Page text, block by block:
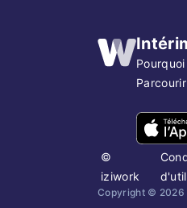
©
iziwork
Copyright © 2026